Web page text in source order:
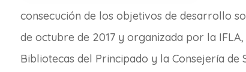
consecución de los objetivos de desarrollo
de octubre de 2017 y organizada por la
Bibliotecas del Principado y la Consejería de